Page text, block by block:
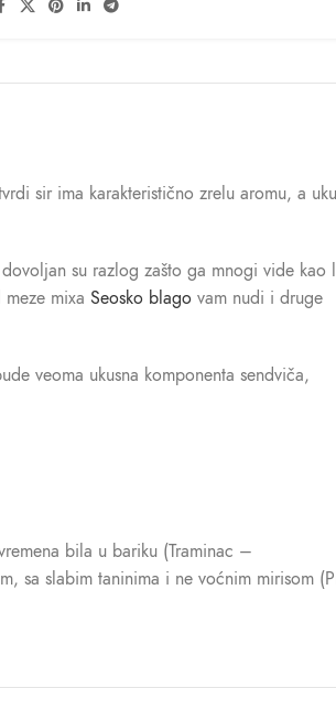
sir ima karakteristično zrelu aromu, a
su razlog zašto ga mnogi vide kao
mixa Seosko blago vam nudi i druge
veoma ukusna komponenta sendviča,
bila u bariku (Traminac –
sa slabim taninima i ne voćnim mirisom